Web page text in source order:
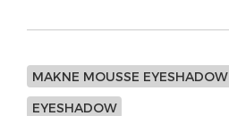
MAKNE MOUSSE EYESHADOW
EYESHADOW